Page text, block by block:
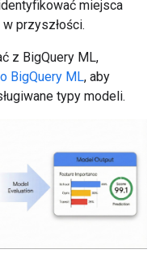
miejsca
przyszłości.
z BigQuery ML,
BigQuery ML, aby
typy modeli.